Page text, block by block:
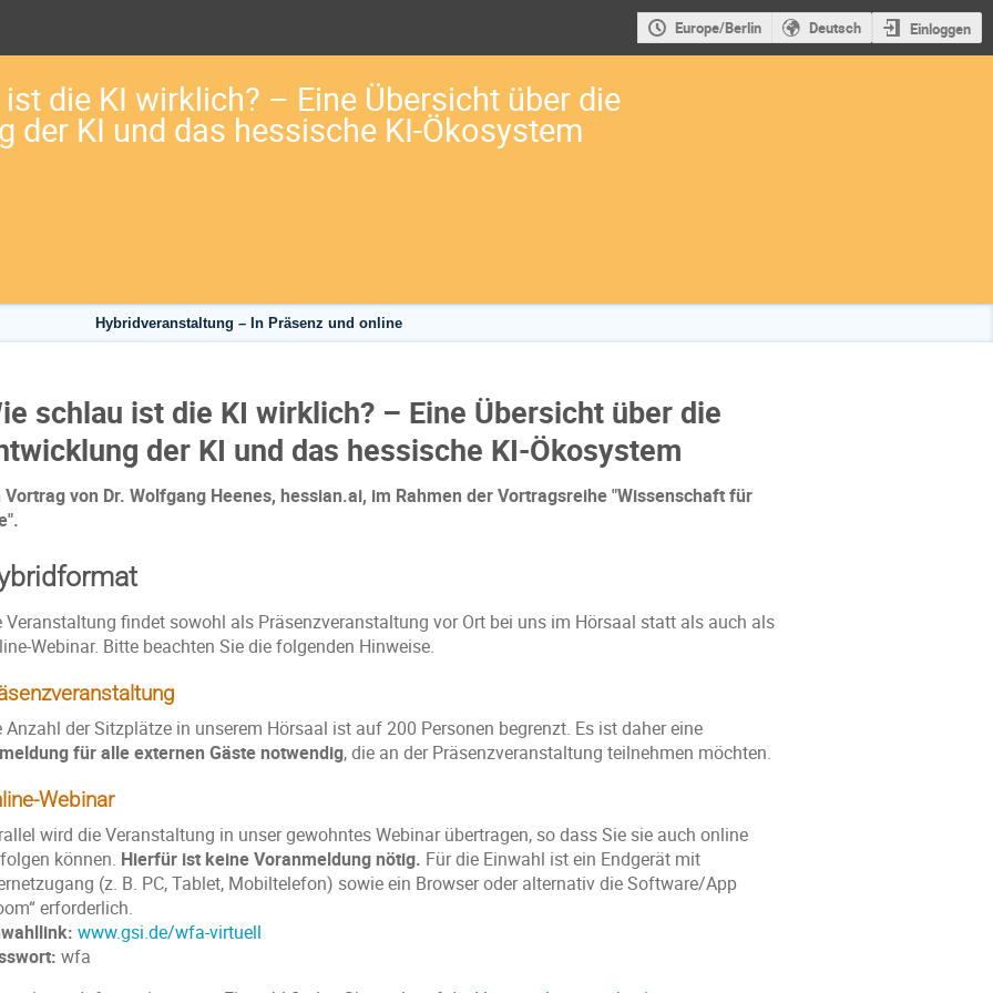
Europe/Berlin Deutsch Einloggen
die KI wirklich? – Eine Übersicht über die
der KI und das hessische KI-Ökosystem
Hybridveranstaltung – In Präsenz und online
schlau ist die KI wirklich? – Eine Übersicht über die
der KI und das hessische KI-Ökosystem
Vortrag von Dr. Wolfgang Heenes, hessian.ai, im Rahmen der Vortragsreihe "Wissenschaft für
Veranstaltung findet sowohl als Präsenzveranstaltung vor Ort bei uns im Hörsaal statt als auch als
Webinar. Bitte beachten Sie die folgenden Hinweise.
Anzahl der Sitzplätze in unserem Hörsaal ist auf 200 Personen begrenzt. Es ist daher eine
für alle externen Gäste notwendig, die an der Präsenzveranstaltung teilnehmen möchten.
Webinar
wird die Veranstaltung in unser gewohntes Webinar übertragen, so dass Sie sie auch online
können. Hierfür ist keine Voranmeldung nötig. Für die Einwahl ist ein Endgerät mit
(z. B. PC, Tablet, Mobiltelefon) sowie ein Browser oder alternativ die Software/App
erforderlich.
www.gsi.de/wfa-virtuell
wfa